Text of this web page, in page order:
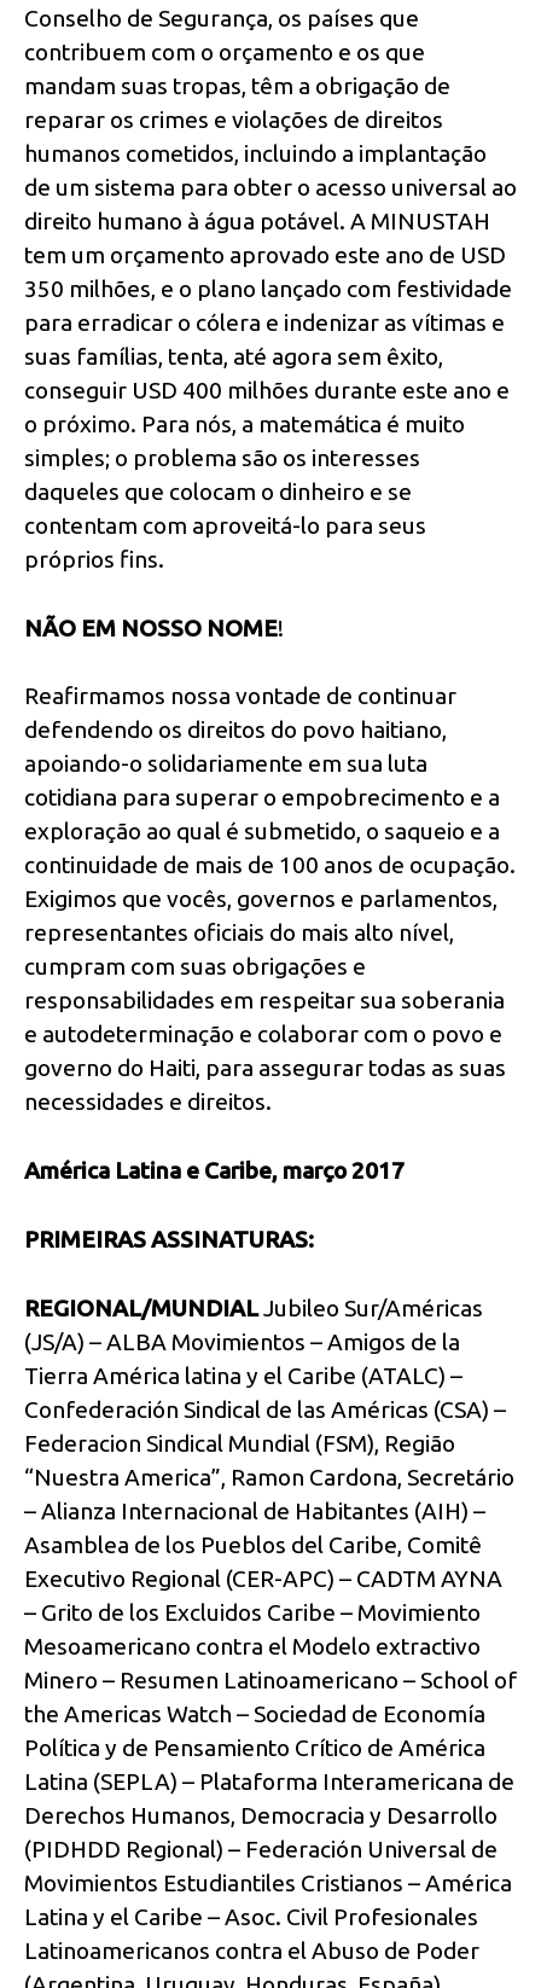
Conselho de Segurança, os países que
contribuem com o orçamento e os que
mandam suas tropas, têm a obrigação de
reparar os crimes e violações de direitos
humanos cometidos, incluindo a implantação
de um sistema para obter o acesso universal ao
direito humano à água potável. A MINUSTAH
tem um orçamento aprovado este ano de USD
350 milhões, e o plano lançado com festividade
para erradicar o cólera e indenizar as vítimas e
suas famílias, tenta, até agora sem êxito,
conseguir USD 400 milhões durante este ano e
o próximo. Para nós, a matemática é muito
simples; o problema são os interesses
daqueles que colocam o dinheiro e se
contentam com aproveitá-lo para seus
próprios fins.
NÃO EM NOSSO NOME!
Reafirmamos nossa vontade de continuar
defendendo os direitos do povo haitiano,
apoiando-o solidariamente em sua luta
cotidiana para superar o empobrecimento e a
exploração ao qual é submetido, o saqueio e a
continuidade de mais de 100 anos de ocupação.
Exigimos que vocês, governos e parlamentos,
representantes oficiais do mais alto nível,
cumpram com suas obrigações e
responsabilidades em respeitar sua soberania
e autodeterminação e colaborar com o povo e
governo do Haiti, para assegurar todas as suas
necessidades e direitos.
América Latina e Caribe, março 2017
PRIMEIRAS ASSINATURAS:
REGIONAL/MUNDIALJubileo Sur/Américas
(JS/A) – ALBA Movimientos – Amigos de la
Tierra América latina y el Caribe (ATALC) –
Confederación Sindical de las Américas (CSA) –
Federacion Sindical Mundial (FSM), Região
“Nuestra America”, Ramon Cardona, Secretário
– Alianza Internacional de Habitantes (AIH) –
Asamblea de los Pueblos del Caribe, Comitê
Executivo Regional (CER-APC) – CADTM AYNA
– Grito de los Excluidos Caribe – Movimiento
Mesoamericano contra el Modelo extractivo
Minero – Resumen Latinoamericano – School of
the Americas Watch – Sociedad de Economía
Política y de Pensamiento Crítico de América
Latina (SEPLA) – Plataforma Interamericana de
Derechos Humanos, Democracia y Desarrollo
(PIDHDD Regional) – Federación Universal de
Movimientos Estudiantiles Cristianos – América
Latina y el Caribe – Asoc. Civil Profesionales
Latinoamericanos contra el Abuso de Poder